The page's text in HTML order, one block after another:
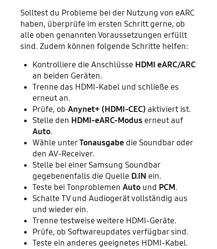
Solltest du Probleme bei der Nutzung von eARC
haben, überprüfe im ersten Schritt gerne, ob
alle oben genannten Voraussetzungen erfüllt
sind. Zudem können folgende Schritte helfen:
Kontrolliere die Anschlüsse HDMI eARC/ARC
an beiden Geräten.
Trenne das HDMI-Kabel und schließe es
erneut an.
Prüfe, obAnynet+ (HDMI-CEC) aktiviert ist.
Stelle den HDMI-eARC-Modus erneut auf
Auto.
Wähle unterTonausgabe die Soundbar oder
den AV-Receiver.
Stelle bei einer Samsung Soundbar
gegebenenfalls die Quelle D.IN ein.
Teste bei TonproblemenAuto und PCM.
Schalte TV und Audiogerät vollständig aus
und wieder ein.
Trenne testweise weitere HDMI-Geräte.
Prüfe, ob Softwareupdates verfügbar sind.
Teste ein anderes geeignetes HDMI-Kabel.